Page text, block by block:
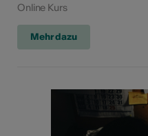
Online Kurs
Mehr dazu